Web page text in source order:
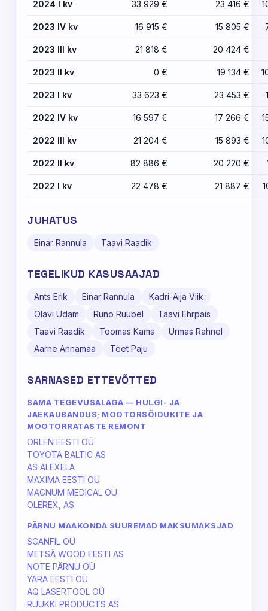
2024 I kv 33 929 € 23 416 €
2023 IV kv 16 915 € 15 805 €
2023 III kv 21 818 € 20 424 €
2023 II kv 0 € 19 134 €
2023 I kv 33 623 € 23 453 €
2022 IV kv 16 597 € 17 266 €
2022 III kv 21 204 € 15 893 €
2022 II kv 82 886 € 20 220 €
2022 I kv 22 478 € 21 887 €
JUHATUS
Einar Rannula Taavi Raadik
TEGELIKUD KASUSAAJAD
Ants Erik Einar Rannula
Kadri-Aija Viik
Olavi Udam
Runo Ruubel
Taavi Ehrpais
Taavi Raadik
Toomas Kams
Urmas Rahnel
Aarne Annamaa
Teet Paju
SARNASED ETTEVÕTTED
SAMA TEGEVUSALAGA — HULGI- JA
JAEKAUBANDUS; MOOTORSÕIDUKITE JA
MOOTORRATASTE REMONT
ORLEN EESTI OÜ
TOYOTA BALTIC AS
AS ALEXELA
MAXIMA EESTI OÜ
MAGNUM MEDICAL OÜ
OLEREX, AS
PÄRNU MAAKONDA SUUREMAD MAKSUMAKSJAD
SCANFIL OÜ
METSÄ WOOD EESTI AS
NOTE PÄRNU OÜ
YARA EESTI OÜ
AQ LASERTOOL OÜ
RUUKKI PRODUCTS AS